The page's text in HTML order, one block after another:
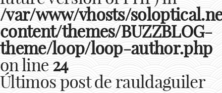
/var/www/vhosts/
content/themes/BUZZBLOG-
theme/loop/loop-author.php
on line 24
Últimos post de rauldaguiler